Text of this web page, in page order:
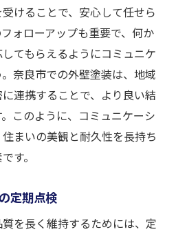
けることで、安心して任せら
ォローアップも重要で、何か
てもらえるようにコミュニケ
奈良市での外壁塗装は、地域
連携することで、より良い結
このように、コミュニケーシ
まいの美観と耐久性を長持ち
す。
定期点検
を長く維持するためには、定